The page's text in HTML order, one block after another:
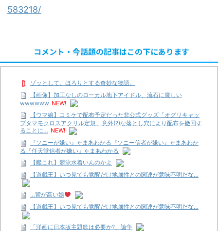
583218/
コメント・今話題の記事はこの下にあります
ゾッとして、ほろりとする奇妙な物語。
【画像】加工なしのローカル地下アイドル、流石に厳しい
wwwwww NEW!
【ウマ娘】コミケで配布予定だった非公式グッズ「オグリキャッ
プタマモクロスアクリル定規」意外(?)な落とし穴により配布を撤回す
ることに… NEW!
『ソニーが嫌い』←まあわかる『ソニー信者が嫌い』←まあわか
る『任天堂信者が嫌い』←まあわかる
【艦これ】競泳水着いんのかよ
【遊戯王】いつ見ても覚醒だけ地属性との関連が意味不明だな…
…背が高い娘
【遊戯王】いつ見ても覚醒だけ地属性との関連が意味不明だな…
「洋画に日本版主題歌は必要か?」論争